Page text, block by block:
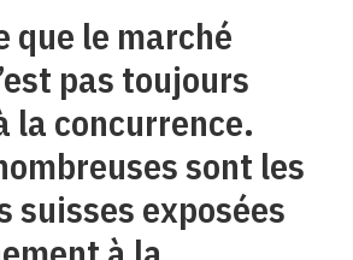
que le marché
pas toujours
la concurrence.
sont les
suisses exposées